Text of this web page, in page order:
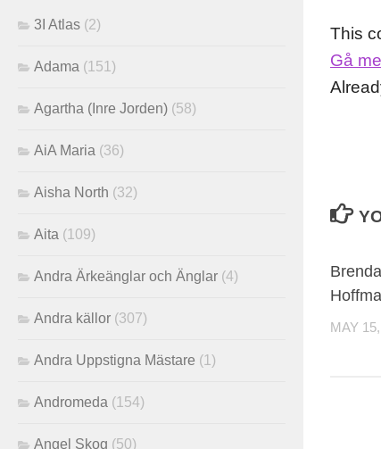
This
Gå
MAY
3I Atlas (2)
Adama (151)
Agartha (Inre Jorden) (58)
AiA Maria (36)
Aisha North (32)
Aita (109)
Andra Ärkeänglar och Änglar (4)
Andra källor (307)
Andra Uppstigna Mästare (1)
Andromeda (154)
Angel Skog (50)